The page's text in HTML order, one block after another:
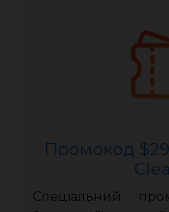
Промокод
Спеціальний